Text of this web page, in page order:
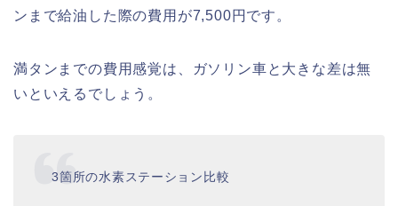
ンまで給油した際の費用が7,500円です。
満タンまでの費用感覚は、ガソリン車と大きな差は無
いといえるでしょう。
3箇所の水素ステーション比較